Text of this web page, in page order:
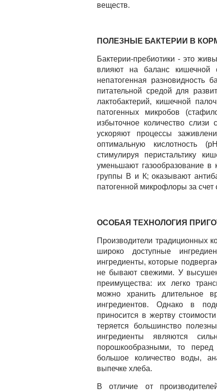
веществ.
ПОЛЕЗНЫЕ БАКТЕРИИ В
Бактерии-пребиотики - это
влияют на баланс
непатогенная разновидность
питательной средой для
лактобактерий, кишечной
патогенных микробов
избыточное количество слизи
ускоряют процессы
оптимальную кислотность
стимулируя перистальтику
уменьшают газообразование в
группы В и К; оказывают
патогенной микрофлоры за
ОСОБАЯ ТЕХНОЛОГИЯ
Производители традиционных
широко доступные
ингредиенты, которые
не бывают свежими. У
преимущества: их легко
можно хранить длительное
ингредиентов. Однако в
приносится в жертву
теряется большинство
ингредиенты являются
порошкообразными, то перед
большое количество воды,
выпечке хлеба.
В отличие от